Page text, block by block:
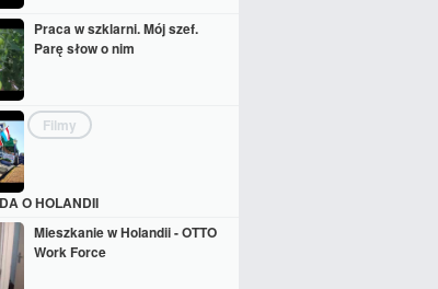
Praca w szklarni. Mój szef.
Parę słow o nim
Filmy
O HOLANDII
Mieszkanie w Holandii - OTTO
Work Force